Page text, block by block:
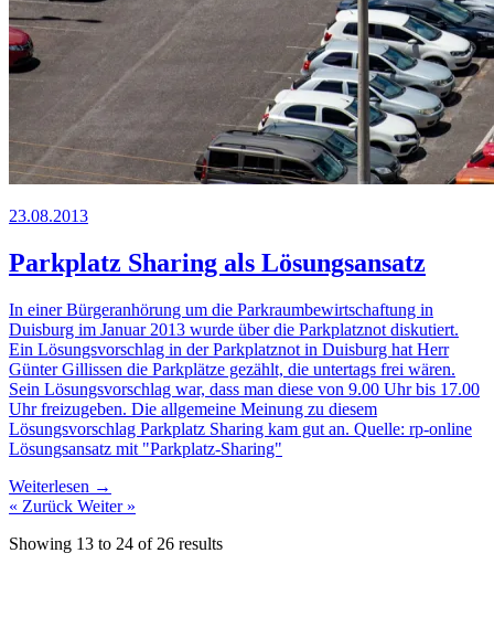
23.08.2013
Parkplatz Sharing als Lösungsansatz
In einer Bürgeranhörung um die Parkraumbewirtschaftung in
Duisburg im Januar 2013 wurde über die Parkplatznot diskutiert.
Ein Lösungsvorschlag in der Parkplatznot in Duisburg hat Herr
Günter Gillissen die Parkplätze gezählt, die untertags frei wären.
Sein Lösungsvorschlag war, dass man diese von 9.00 Uhr bis 17.00
Uhr freizugeben. Die allgemeine Meinung zu diesem
Lösungsvorschlag Parkplatz Sharing kam gut an. Quelle: rp-online
Lösungsansatz mit "Parkplatz-Sharing"
Weiterlesen →
« Zurück Weiter »
Showing 13 to 24 of 26 results